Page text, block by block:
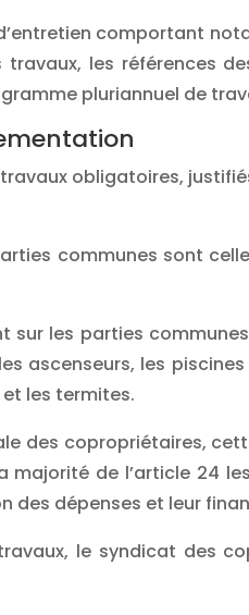
comportant
les références
pluriannuel de
obligatoires,
communes sont
sur les parties
ascenseurs, les
les termites.
des copropriétaires,
majorité de l’article 24
des dépenses et leur
le syndicat des